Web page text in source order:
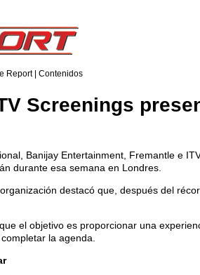
Report | Contenidos
Screenings
Banijay Entertainment, Fremantle e
durante esa semana en Londres.
destacó que, después del
el objetivo es proporcionar una
la agenda.